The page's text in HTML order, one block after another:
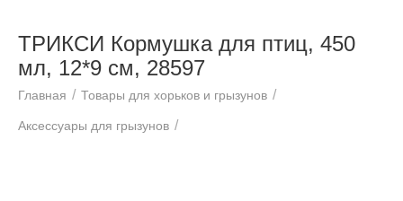
ТРИКСИ Кормушка для птиц, 450
мл, 12*9 см, 28597
Главная / Товары для хорьков и грызунов /
Аксессуары для грызунов /